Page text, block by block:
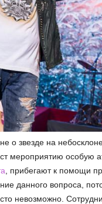
о звезде на
мероприятию особую
, прибегают к помощи
данного вопроса,
невозможно.